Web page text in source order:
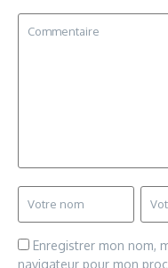
Enregistrer mon nom,
navigateur pour mon